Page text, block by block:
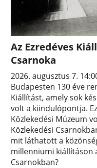
Az Ezredéves
Csarnoka
2026. augusztus 7.
Budapesten 130 éve
Kiállítást, amely sok
volt a kiindulópontja.
Közlekedési Múzeum
Közlekedési
mit láthatott a
millenniumi kiállításon
Csarnokban?